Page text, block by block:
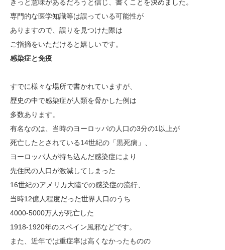
きっと意味があるだろうと信じ、書くことを決めました。
専門的な医学知識等は誤っている可能性が
ありますので、誤りを見つけた際は
ご指摘をいただけると嬉しいです。
感染症と免疫
すでに様々な場所で書かれていますが、
歴史の中で感染症が人類を脅かした例は
多数あります。
有名なのは、当時のヨーロッパの人口の3分の1以上が
死亡したとされている14世紀の「黒死病」、
ヨーロッパ人が持ち込んだ感染症により
先住民の人口が激減してしまった
16世紀のアメリカ大陸での感染症の流行、
当時12億人程度だった世界人口のうち
4000-5000万人が死亡した
1918-1920年のスペイン風邪などです。
また、近年では重症率は高くなかったものの